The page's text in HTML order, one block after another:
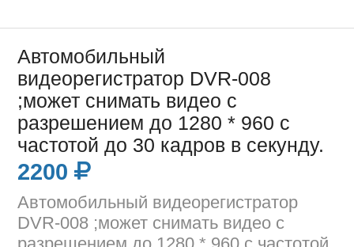
Автомобильный
видеорегистратор DVR-008
;может снимать видео с
разрешением до 1280 * 960 с
частотой до 30 кадров в секунду.
2200
Автомобильный видеорегистратор
DVR-008 ;может снимать видео с